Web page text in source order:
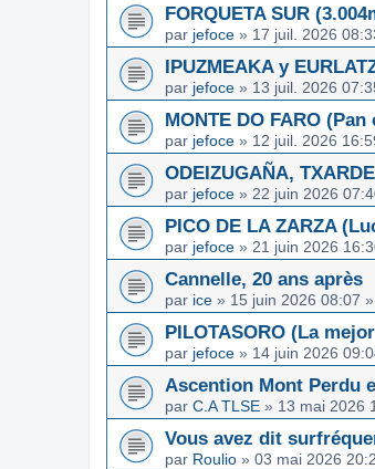
FORQUETA SUR
par jefoce » 17 juil. 2026
IPUZMEAKA y
par jefoce » 13 juil. 2026
MONTE DO FARO
par jefoce » 12 juil. 2026
ODEIZUGAÑA,
par jefoce » 22 juin 2026
PICO DE LA ZARZA
par jefoce » 21 juin 2026
Cannelle, 20 ans après
par ice » 15 juin 2026 08:07
PILOTASORO (La
par jefoce » 14 juin 2026
Ascention Mont Perdu
par C.A TLSE » 13 mai 2026
Vous avez dit
par Roulio » 03 mai 2026